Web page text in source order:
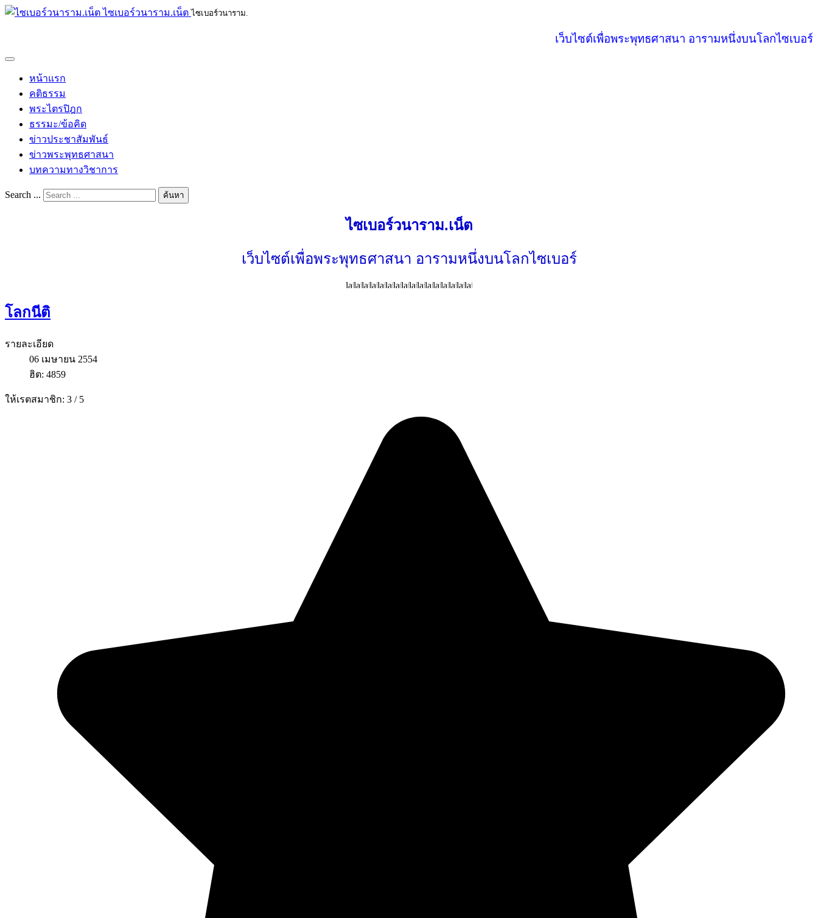
ไซเบอร์วนาราม.เน็ต ไซเบอร์วนาราม.
เว็บไซต์เพื่อพระพุทธศาสนา อารามหนึ่งบนโลกไซเบอร์
หน้าแรก
คติธรรม
พระไตรปิฎก
ธรรมะ/ข้อคิด
ข่าวประชาสัมพันธ์
ข่าวพระพุทธศาสนา
บทความทางวิชาการ
Search ... ค้นหา
ไซเบอร์วนาราม.เน็ต
เว็บไซต์เพื่อพระพุทธศาสนา อารามหนึ่งบนโลกไซเบอร์
โลกนีติ
รายละเอียด
06 เมษายน 2554
ฮิต: 4859
ให้เรตสมาชิก: 3 / 5